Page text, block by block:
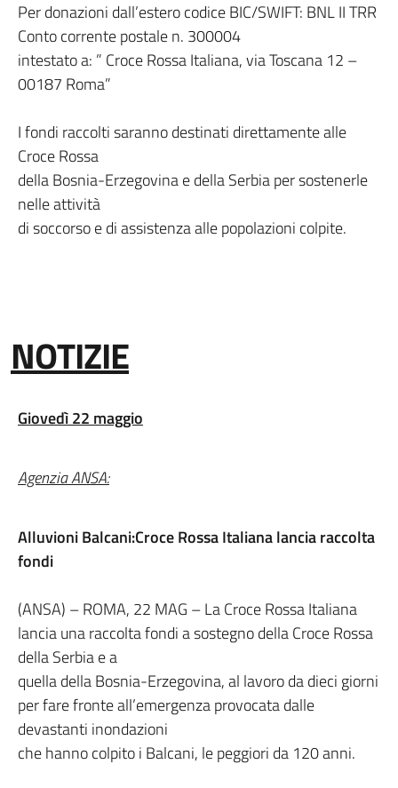
Per donazioni dall’estero codice BIC/SWIFT: BNL II TRR
Conto corrente postale n. 300004
intestato a: ” Croce Rossa Italiana, via Toscana 12 –
00187 Roma”
I fondi raccolti saranno destinati direttamente alle
Croce Rossa
della Bosnia-Erzegovina e della Serbia per sostenerle
nelle attività
di soccorso e di assistenza alle popolazioni colpite.
NOTIZIE
Giovedì 22 maggio
Agenzia ANSA:
Alluvioni Balcani:Croce Rossa Italiana lancia raccolta
fondi
(ANSA) – ROMA, 22 MAG – La Croce Rossa Italiana
lancia una raccolta fondi a sostegno della Croce Rossa
della Serbia e a
quella della Bosnia-Erzegovina, al lavoro da dieci giorni
per fare fronte all’emergenza provocata dalle
devastanti inondazioni
che hanno colpito i Balcani, le peggiori da 120 anni.